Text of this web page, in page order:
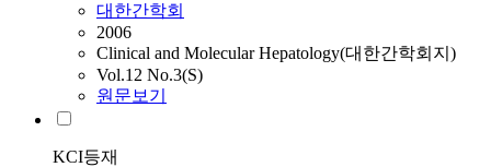
대한간학회
2006
Clinical and Molecular Hepatology(대한간학회지)
Vol.12 No.3(S)
원문보기
KCI등재